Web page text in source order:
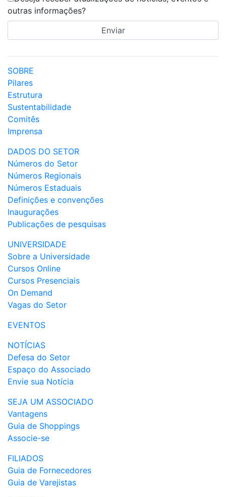
outras informações?
SOBRE
Pilares
Estrutura
Sustentabilidade
Comitês
Imprensa
DADOS DO SETOR
Números do Setor
Números Regionais
Números Estaduais
Definições e convenções
Inaugurações
Publicações de pesquisas
UNIVERSIDADE
Sobre a Universidade
Cursos Online
Cursos Presenciais
On Demand
Vagas do Setor
EVENTOS
NOTÍCIAS
Defesa do Setor
Espaço do Associado
Envie sua Notícia
SEJA UM ASSOCIADO
Vantagens
Guia de Shoppings
Associe-se
FILIADOS
Guia de Fornecedores
Guia de Varejistas